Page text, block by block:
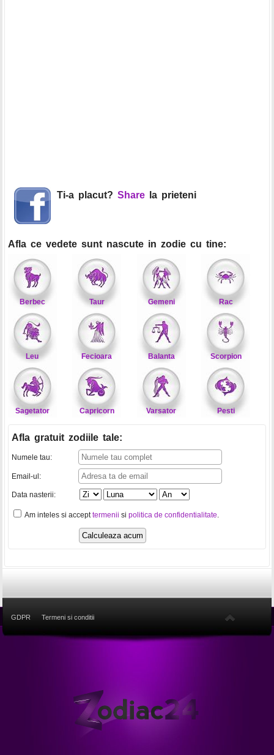
Ti-a placut? Share la prieteni
Afla ce vedete sunt nascute in zodie cu tine:
Berbec Taur Gemeni Rac
Leu Fecioara Balanta Scorpion
Sagetator Capricorn Varsator Pesti
Afla gratuit zodiile tale:
Numele tau:
Email-ul:
Data nasterii:
Am inteles si accepttermenii si politica de confidentialitate.
GDPR Termeni si conditii